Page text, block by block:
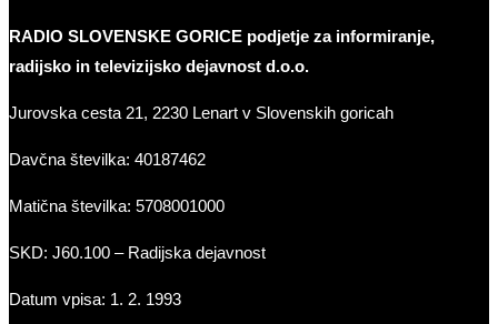
RADIO SLOVENSKE GORICE podjetje za informiranje,
radijsko in televizijsko dejavnost d.o.o.
Jurovska cesta 21, 2230 Lenart v Slovenskih goricah
Davčna številka: 40187462
Matična številka: 5708001000
SKD: J60.100 – Radijska dejavnost
Datum vpisa: 1. 2. 1993